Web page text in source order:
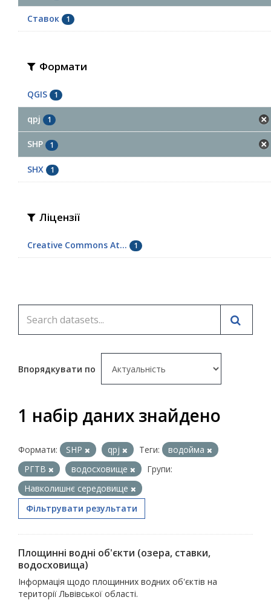
Ставок 1
Формати
QGIS 1
qpj 1
SHP 1
SHX 1
Ліцензії
Creative Commons At... 1
Впорядкувати по
1 набір даних знайдено
Формати: SHP qpj Теги:
водойма
РГТВ
водосховище
Групи:
Навколишнє середовище
Фільтрувати результати
Площинні водні об'єкти (озера, ставки,
водосховища)
Інформація щодо площинних водних об'єктів на
території Львівської області.